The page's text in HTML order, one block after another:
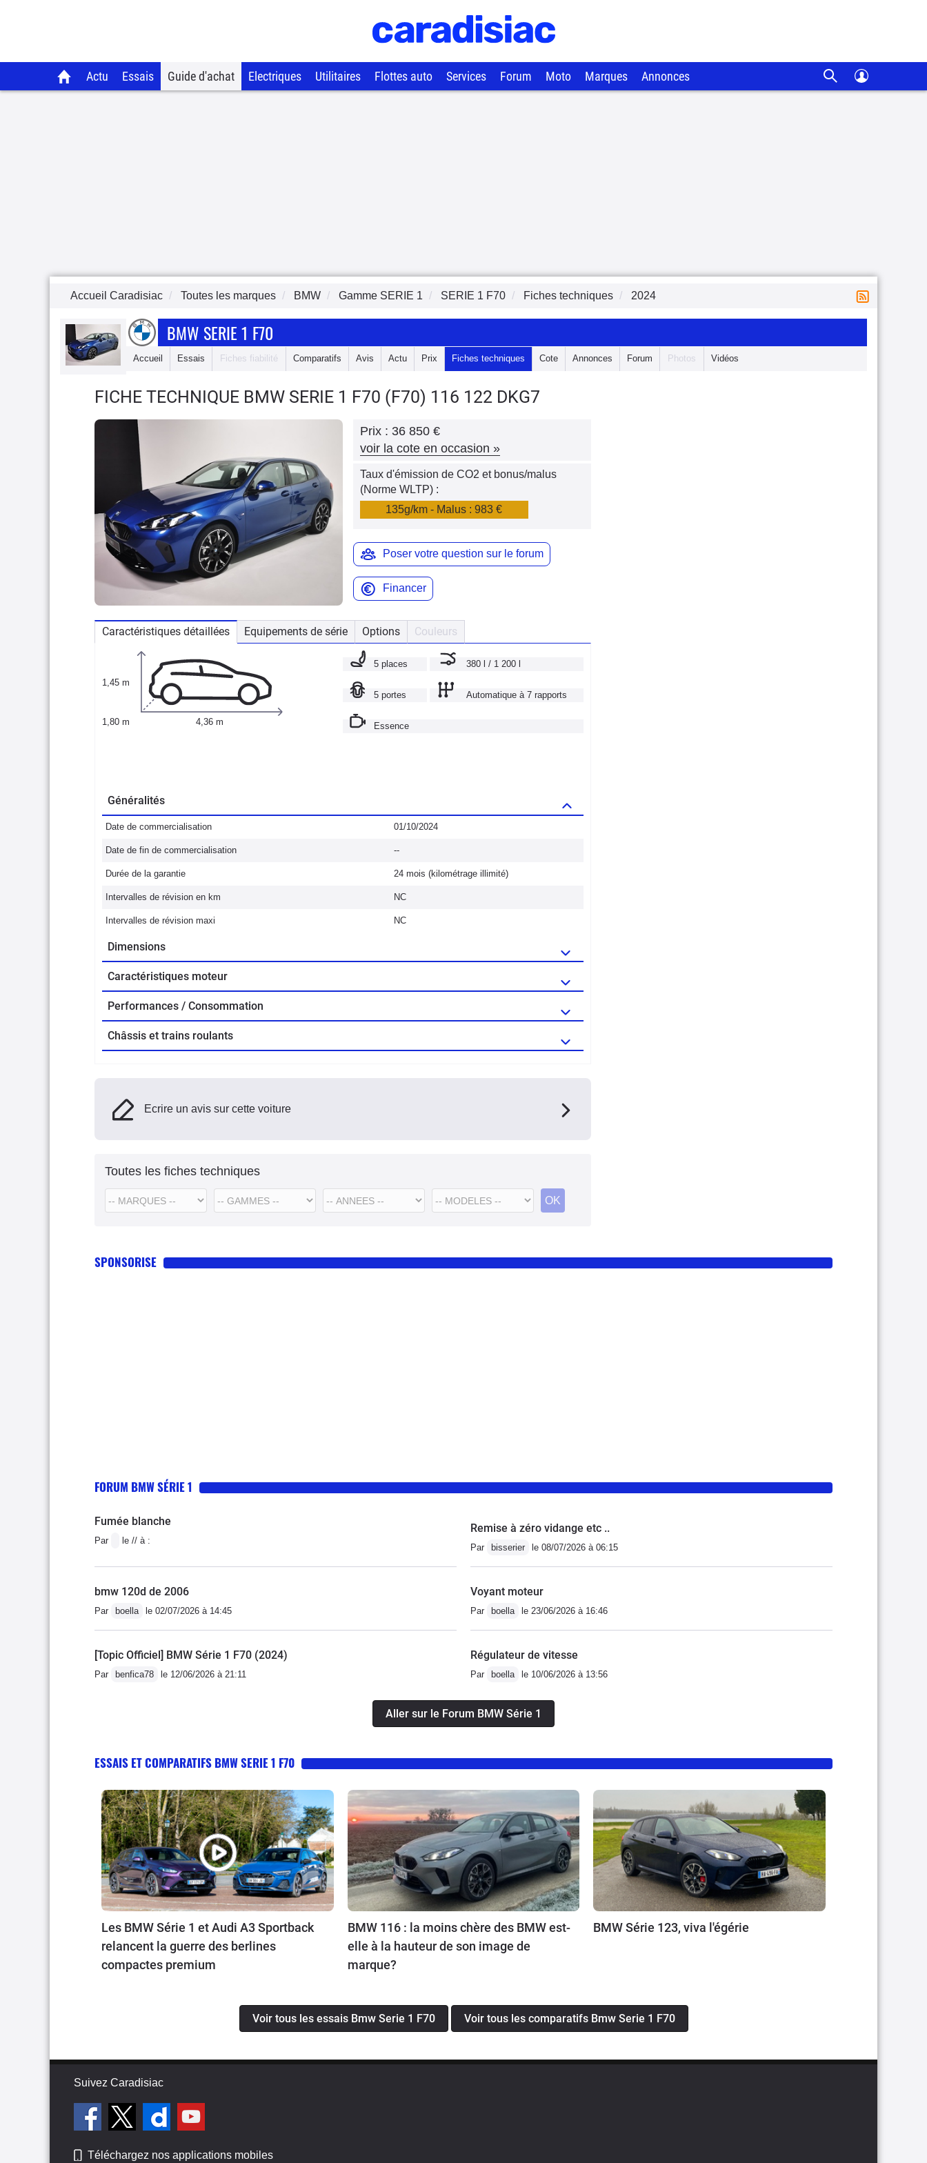
Actu Essais Guide d'achat Electriques Utilitaires Flottes auto Services Forum Moto Marques Annonces
Accueil Caradisiac Toutes les marques BMW Gamme SERIE 1 SERIE 1 F70 Fiches techniques 2024
BMW SERIE 1 F70
Accueil Essais Fiches fiabilité Comparatifs Avis Actu Prix Fiches techniques Cote Annonces Forum Photos Vidéos
FICHE TECHNIQUE BMW SERIE 1 F70 (F70) 116 122 DKG7
Prix : 36 850 €
voir la cote en occasion »
Taux d'émission de CO2 et bonus/malus
(Norme WLTP) :
135g/km - Malus : 983 €
Poser votre question sur le forum
Financer
Caractéristiques détaillées Equipements de série Options Couleurs
1,45 m
1,80 m 4,36 m
5 places 380 l / 1 200 l
5 portes Automatique à 7 rapports
Essence
Généralités
Date de commercialisation 01/10/2024
Date de fin de commercialisation --
Durée de la garantie 24 mois (kilométrage illimité)
Intervalles de révision en km NC
Intervalles de révision maxi NC
Dimensions
Caractéristiques moteur
Performances / Consommation
Châssis et trains roulants
Ecrire un avis sur cette voiture
Toutes les fiches techniques
SPONSORISE
FORUM BMW SÉRIE 1
Fumée blanche
Par le // à :
Remise à zéro vidange etc ..
Par bisserier le 08/07/2026 à 06:15
bmw 120d de 2006
Par boella le 02/07/2026 à 14:45
Voyant moteur
Par boella le 23/06/2026 à 16:46
[Topic Officiel] BMW Série 1 F70 (2024)
Par benfica78 le 12/06/2026 à 21:11
Régulateur de vitesse
Par boella le 10/06/2026 à 13:56
Aller sur le Forum BMW Série 1
ESSAIS ET COMPARATIFS BMW SERIE 1 F70
Les BMW Série 1 et Audi A3 Sportback
relancent la guerre des berlines
compactes premium
BMW 116 : la moins chère des BMW est-
elle à la hauteur de son image de
marque?
BMW Série 123, viva l'égérie
Voir tous les essais Bmw Serie 1 F70 Voir tous les comparatifs Bmw Serie 1 F70
Suivez Caradisiac
Téléchargez nos applications mobiles